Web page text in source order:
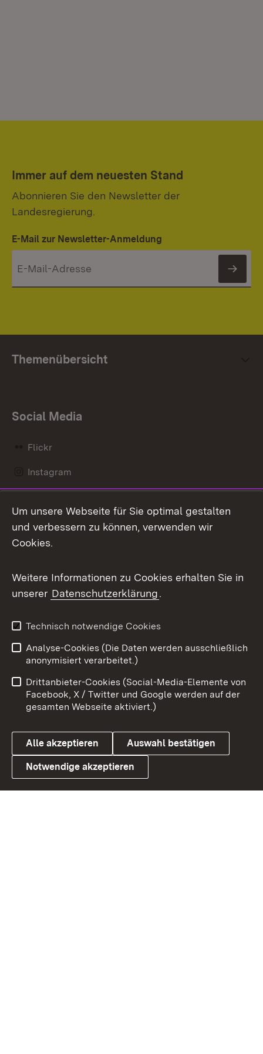
Immer auf dem neuesten Stand
Abonnieren Sie den Newsletter der
Landesregierung.
E-Mail zur Newsletter-Anmeldung
Themenübersicht
Social Media
Flickr
Instagram
Mastodon
Messenger
Social Wall
X / Twitter
Youtube
Link zum Landesportal
Benutzungshinweise
Barrierefreiheit
Datenschutz
Cookies
Um unsere Webseite für Sie optimal gestalten
und verbessern zu können, verwenden wir
Cookies.
Weitere Informationen zu Cookies erhalten Sie in
unserer Datenschutzerklärung.
Technisch notwendige Cookies
Analyse-Cookies (Die Daten werden ausschließlich
anonymisiert verarbeitet.)
Drittanbieter-Cookies (Social-Media-Elemente von
Facebook, X / Twitter und Google werden auf der
gesamten Webseite aktiviert.)
Alle akzeptieren Auswahl bestätigen
Notwendige akzeptieren